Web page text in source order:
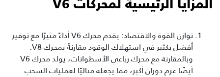
توازن القوة والاقتصاد: يقدم محرك V6 أداءً مثيرًا مع توفير
أفضل بكثير في استهلاك الوقود مقارنةً بمحرك V8.
وبالمقارنة مع محرك رباعي الأسطوانات، يولد محرك V6
أيضًا عزم دوران أكبر، مما يجعله مثاليًا لعمليات السحب